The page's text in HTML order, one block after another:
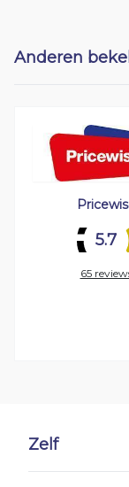
Zelf
Anderen
5.7
65